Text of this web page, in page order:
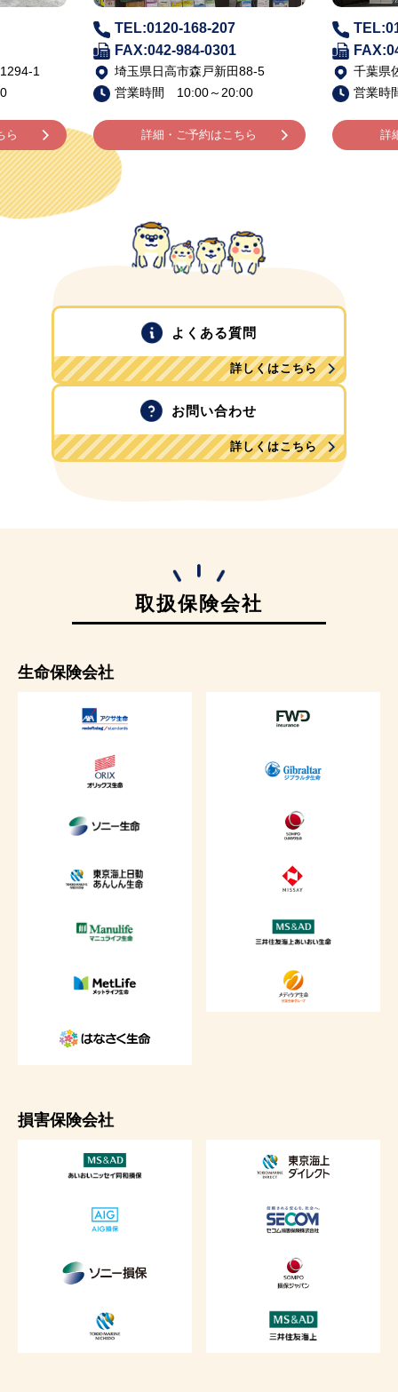
1
ら
TEL:0120-168-207
FAX:042-984-0301
埼玉県日高市森戸新田88-5
営業時間 10:00～20:00
詳細・ご予約はこちら
千葉県
営業時
詳
よくある質問
詳しくはこちら
お問い合わせ
詳しくはこちら
取扱保険会社
生命保険会社
損害保険会社